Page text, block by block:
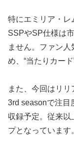
特にエミリア・レ
SSPやSP仕様は
ません。ファン
め、“当たりカー
また、今回はリリ
3rd seasonで注目
収録予定。従来以
プとなっています